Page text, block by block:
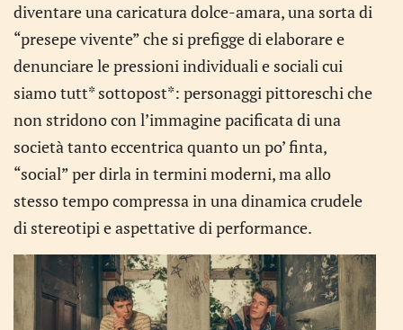
diventare una caricatura dolce-amara, una sorta di
“presepe vivente” che si prefigge di elaborare e
denunciare le pressioni individuali e sociali cui
siamo tutt* sottopost*: personaggi pittoreschi che
non stridono con l’immagine pacificata di una
società tanto eccentrica quanto un po’ finta,
“social” per dirla in termini moderni, ma allo
stesso tempo compressa in una dinamica crudele
di stereotipi e aspettative di performance.